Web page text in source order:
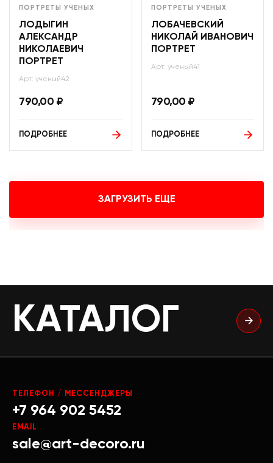
ПОРТРЕТЫ УЧЕНЫХ
ЛОДЫГИН
АЛЕКСАНДР
НИКОЛАЕВИЧ
ПОРТРЕТ
Арт: ученый42
790,00 ₽
ПОДРОБНЕЕ
ПОРТРЕТЫ УЧЕНЫХ
ЛОБАЧЕВСКИЙ
НИКОЛАЙ ИВАНОВИЧ
ПОРТРЕТ
Арт: ученый41
790,00 ₽
ПОДРОБНЕЕ
ЗАГРУЗИТЬ ЕЩЕ
КАТАЛОГ
ТЕЛЕФОН / МЕССЕНДЖЕРЫ
+7 964 902 5452
EMAIL
sale@art-decoro.ru